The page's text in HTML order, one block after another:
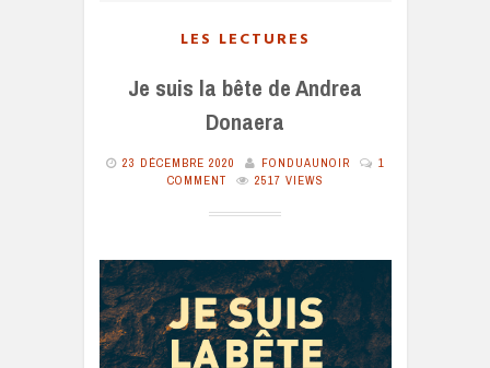
LES LECTURES
Je suis la bête de Andrea
Donaera
23 DÉCEMBRE 2020 FONDUAUNOIR
1
COMMENT
2517 VIEWS